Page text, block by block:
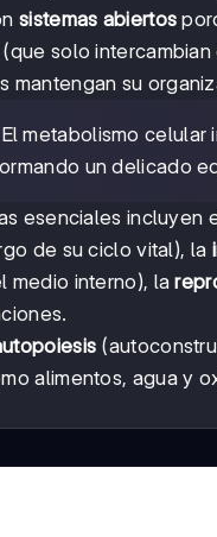
sistemas abiertos
solo
mantengan su
El metabolismo
un delicado
esenciales incluyen
de su ciclo vital), la
medio interno), la
alimentos, agua y